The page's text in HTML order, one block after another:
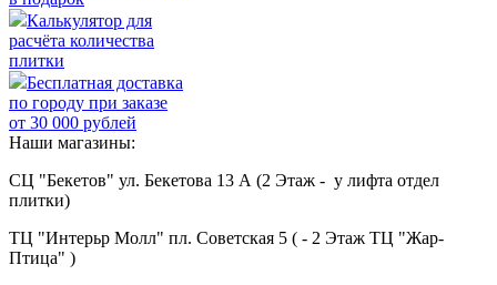
Калькулятор для
расчёта количества
плитки
Бесплатная доставка
по городу при заказе
от 30 000 рублей
Наши магазины:
СЦ "Бекетов" ул. Бекетова 13 А (2 Этаж - у лифта отдел
плитки)
ТЦ "Интерьр Молл" пл. Советская 5 ( - 2 Этаж ТЦ "Жар-
Птица" )